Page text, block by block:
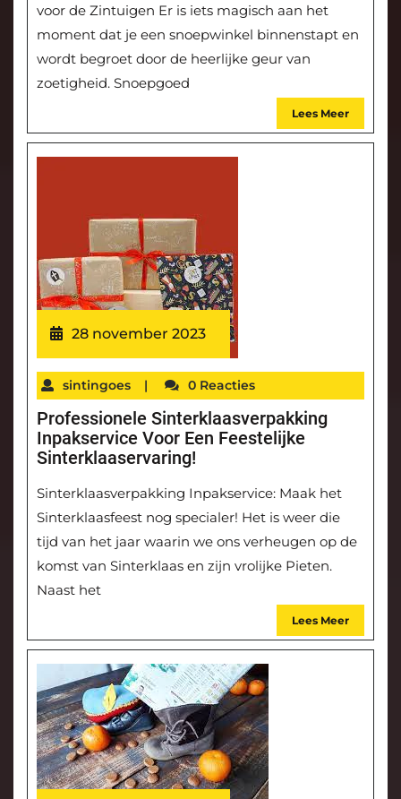
voor de Zintuigen Er is iets magisch aan het
moment dat je een snoepwinkel binnenstapt en
wordt begroet door de heerlijke geur van
zoetigheid. Snoepgoed
Lees Meer
28 november 2023
sintingoes | 0 Reacties
Professionele Sinterklaasverpakking
Inpakservice Voor Een Feestelijke
Sinterklaaservaring!
Sinterklaasverpakking Inpakservice: Maak het
Sinterklaasfeest nog specialer! Het is weer die
tijd van het jaar waarin we ons verheugen op de
komst van Sinterklaas en zijn vrolijke Pieten.
Naast het
Lees Meer